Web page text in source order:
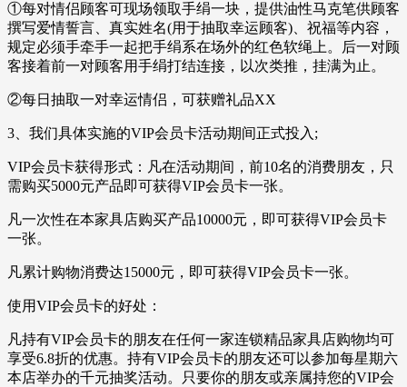
①每对情侣顾客可现场领取手绢一块，提供油性马克笔供顾客
撰写爱情誓言、真实姓名(用于抽取幸运顾客)、祝福等内容，
规定必须手牵手一起把手绢系在场外的红色软绳上。后一对顾
客接着前一对顾客用手绢打结连接，以次类推，挂满为止。
②每日抽取一对幸运情侣，可获赠礼品XX
3、我们具体实施的VIP会员卡活动期间正式投入;
VIP会员卡获得形式：凡在活动期间，前10名的消费朋友，只
需购买5000元产品即可获得VIP会员卡一张。
凡一次性在本家具店购买产品10000元，即可获得VIP会员卡
一张。
凡累计购物消费达15000元，即可获得VIP会员卡一张。
使用VIP会员卡的好处：
凡持有VIP会员卡的朋友在任何一家连锁精品家具店购物均可
享受6.8折的优惠。持有VIP会员卡的朋友还可以参加每星期六
本店举办的千元抽奖活动。只要你的朋友或亲属持您的VIP会